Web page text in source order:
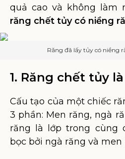
quả cao và không làm
răng chết tủy có niềng
Răng đã lấy tủy có niềng
1. Răng chết tủy
Cấu tạo của một chiếc
3 phần: Men răng, ngà
răng là lớp trong cùng
bọc bởi ngà răng và men